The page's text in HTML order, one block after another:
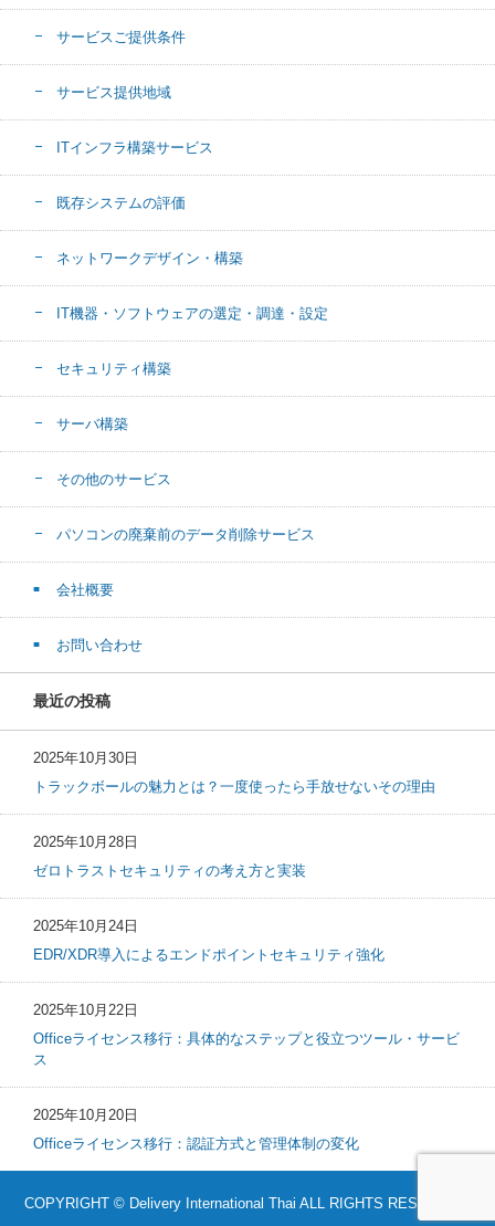
サービスご提供条件
サービス提供地域
ITインフラ構築サービス
既存システムの評価
ネットワークデザイン・構築
IT機器・ソフトウェアの選定・調達・設定
セキュリティ構築
サーバ構築
その他のサービス
パソコンの廃棄前のデータ削除サービス
会社概要
お問い合わせ
最近の投稿
2025年10月30日
トラックボールの魅力とは？一度使ったら手放せないその理由
2025年10月28日
ゼロトラストセキュリティの考え方と実装
2025年10月24日
EDR/XDR導入によるエンドポイントセキュリティ強化
2025年10月22日
Officeライセンス移行：具体的なステップと役立つツール・サービ
ス
2025年10月20日
Officeライセンス移行：認証方式と管理体制の変化
COPYRIGHT © Delivery International Thai ALL RIGHTS RESERVED.